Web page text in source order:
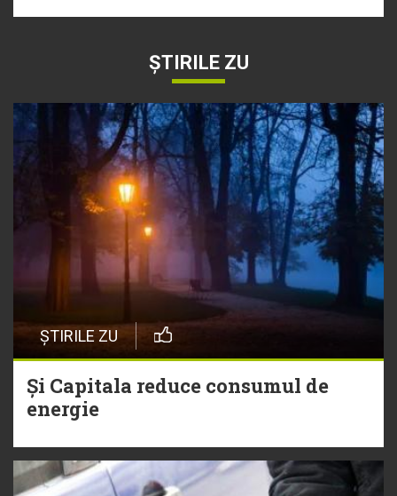
ȘTIRILE ZU
ȘTIRILE ZU
Și Capitala reduce consumul de
energie